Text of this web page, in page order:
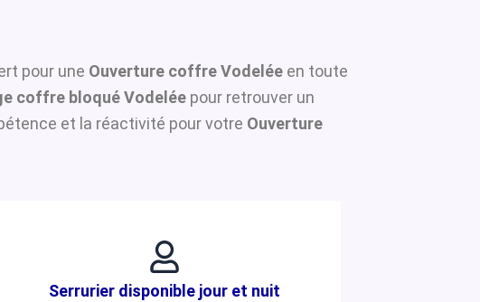
pour une Ouverture coffre Vodelée en toute
coffre bloqué Vodelée pour retrouver un
et la réactivité pour votre Ouverture
Serrurier disponible jour et nuit